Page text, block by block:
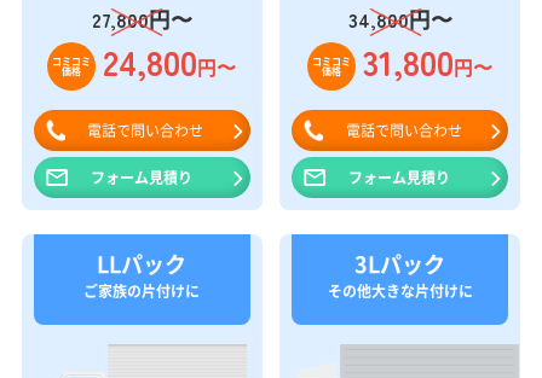
27,800円〜
コミコミ
価格 24,800円〜
電話で問い合わせ
フォーム見積り
34,800円〜
コミコミ
価格 31,800円〜
電話で問い合わせ
フォーム見積り
LLパック
ご家族の片付けに
3Lパック
その他大きな片付けに